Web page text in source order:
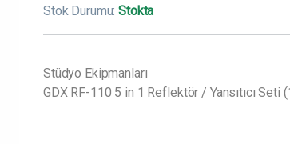
Stok Durumu:Stokta
Stüdyo Ekipmanları
GDX RF-110 5 in 1 Reflektör / Yansıtıcı Seti